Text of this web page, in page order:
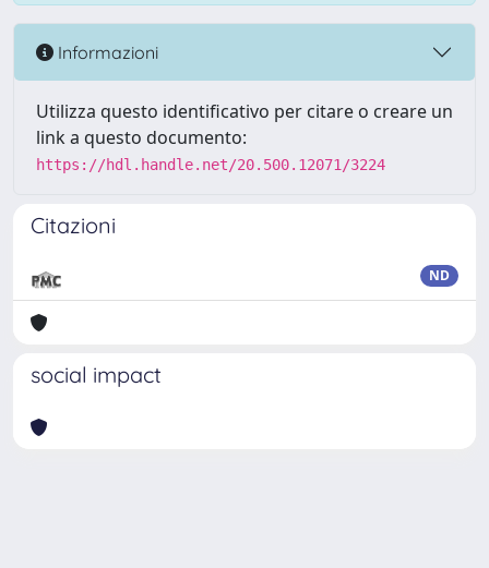
Informazioni
Utilizza questo identificativo per citare o creare un
link a questo documento:
https://hdl.handle.net/20.500.12071/3224
Citazioni
ND
social impact